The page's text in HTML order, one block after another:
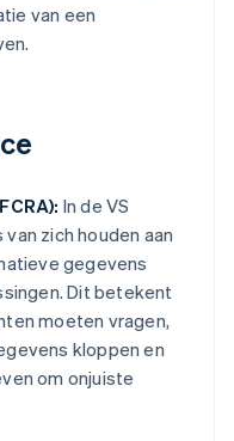
van een
In de VS
zich houden aan
gegevens
Dit betekent
moeten vragen,
kloppen en
om onjuiste